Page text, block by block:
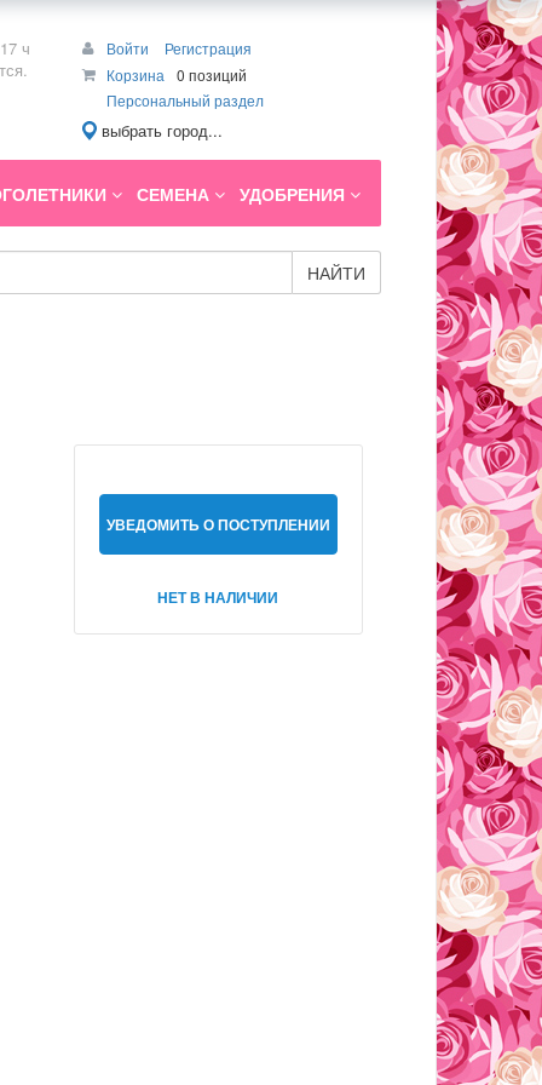
ч
Войти
Регистрация
Корзина
0 позиций
Персональный раздел
выбрать город...
СЕМЕНА УДОБРЕНИЯ
НАЙТИ
УВЕДОМИТЬ О ПОСТУПЛЕНИИ
НЕТ В НАЛИЧИИ